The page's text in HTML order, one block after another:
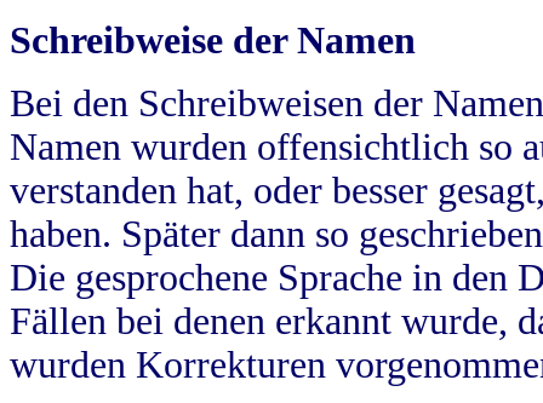
Schreibweise der Namen
Bei den Schreibweisen der
Namen wurden offensichtlich so
verstanden hat, oder besser
haben. Später dann so
Die gesprochene Sprache in
Fällen bei denen erkannt wurde,
wurden Korrekturen